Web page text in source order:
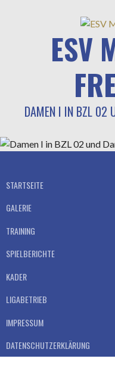
ESV
DAMEN I IN BZL 02
STARTSEITE
GALERIE
TRAINING
SPIELBERICHTE
KADER
LIGABETRIEB
IMPRESSUM
DATENSCHUTZERKLÄRUNG